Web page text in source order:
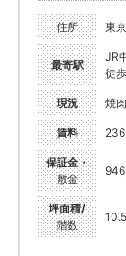
住所 東
最寄駅
JR
徒
現況 焼肉
賃料
保証金・
敷金
坪面積/
階数